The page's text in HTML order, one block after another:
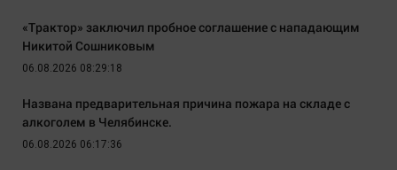
«Трактор» заключил пробное соглашение с нападающим
Никитой Сошниковым
06.08.2026 08:29:18
Названа предварительная причина пожара на складе с
алкоголем в Челябинске.
06.08.2026 06:17:36